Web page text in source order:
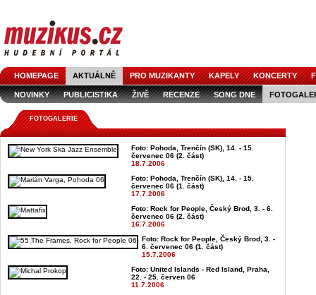
HOMEPAGE AKTUÁLNĚ PRO MUZIKANTY KAPELY KONCERTY
NOVINKY PUBLICISTIKA ŽIVĚ RECENZE SONG DNE
FOTOGALERIE
Foto: Pohoda, Trenčín (SK), 14. - 15.
červenec 06 (2. část)
18.7.2006
Foto: Pohoda, Trenčín (SK), 14. - 15.
červenec 06 (1. část)
17.7.2006
Foto: Rock for People, Český Brod, 3. - 6.
červenec 06 (2. část)
16.7.2006
Foto: Rock for People, Český Brod, 3. -
6. červenec 06 (1. část)
15.7.2006
Foto: United Islands - Red Island, Praha,
22. - 25. červen 06
11.7.2006